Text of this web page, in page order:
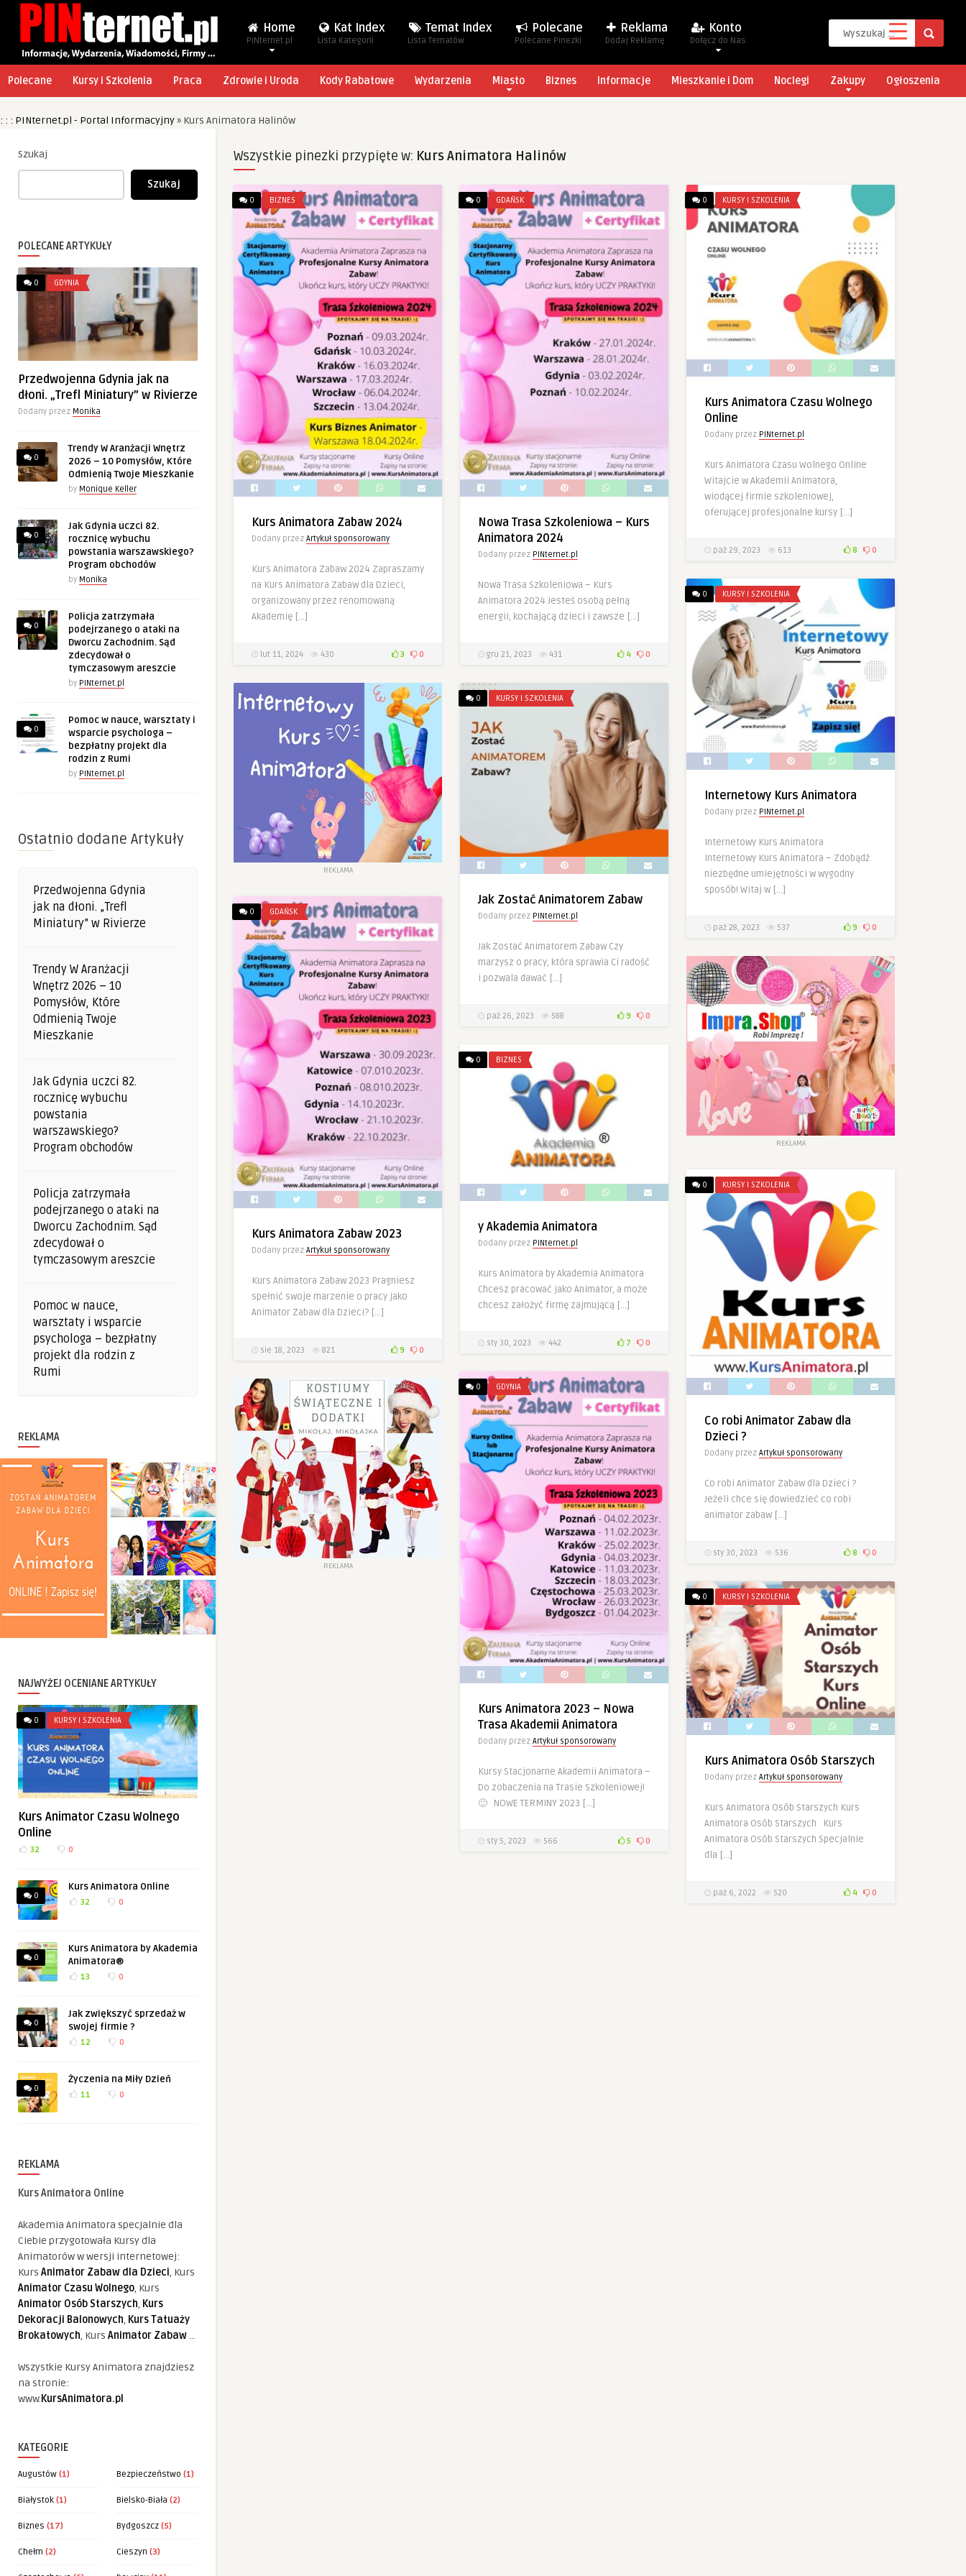
Home
PINternet.pl
Kat Index
Lista Kategorii
Temat Index
Lista Tematów
Polecane
Polecane Pinezki
Reklama
Dodaj Reklamę
Konto
Dołącz do Nas
Polecane Kursy i Szkolenia Praca Zdrowie i Uroda Kody Rabatowe Wydarzenia Miasto Biznes Informacje Mieszkanie i Dom Noclegi Zakupy Ogłoszenia
: : : PINternet.pl - Portal Informacyjny» Kurs Animatora Halinów
Szukaj
Szukaj
POLECANE ARTYKUŁY
0 GDYNIA
Przedwojenna Gdynia jak na
dłoni. „Trefl Miniatury” w Rivierze
Dodany przez Monika
0
Trendy W Aranżacji Wnętrz
2026 – 10 Pomysłów, Które
Odmienią Twoje Mieszkanie
by Monique Keller
0
Jak Gdynia uczci 82.
rocznicę wybuchu
powstania warszawskiego?
Program obchodów
by Monika
0
Policja zatrzymała
podejrzanego o ataki na
Dworcu Zachodnim. Sąd
zdecydował o
tymczasowym areszcie
by PINternet.pl
0
Pomoc w nauce, warsztaty i
wsparcie psychologa –
bezpłatny projekt dla
rodzin z Rumi
by PINternet.pl
Ostatnio dodane Artykuły
Przedwojenna Gdynia
jak na dłoni. „Trefl
Miniatury” w Rivierze
Trendy W Aranżacji
Wnętrz 2026 – 10
Pomysłów, Które
Odmienią Twoje
Mieszkanie
Jak Gdynia uczci 82.
rocznicę wybuchu
powstania
warszawskiego?
Program obchodów
Policja zatrzymała
podejrzanego o ataki na
Dworcu Zachodnim. Sąd
zdecydował o
tymczasowym areszcie
Pomoc w nauce,
warsztaty i wsparcie
psychologa – bezpłatny
projekt dla rodzin z
Rumi
REKLAMA
NAJWYŻEJ OCENIANE ARTYKUŁY
0 KURSY I SZKOLENIA
Kurs Animator Czasu Wolnego
Online
32 0
0
Kurs Animatora Online
32 0
0
Kurs Animatora by Akademia
Animatora®
13 0
0
Jak zwiększyć sprzedaż w
swojej firmie ?
12 0
0
Życzenia na Miły Dzień
11 0
REKLAMA
Kurs Animatora Online
Akademia Animatora specjalnie dla
Ciebie przygotowała Kursy dla
Animatorów w wersji internetowej:
Kurs Animator Zabaw dla Dzieci, Kurs
Animator Czasu Wolnego, Kurs
Animator Osób Starszych, Kurs
Dekoracji Balonowych, Kurs Tatuaży
Brokatowych, Kurs Animator Zabaw...
Wszystkie Kursy Animatora znajdziesz
na stronie:
www.KursAnimatora.pl
KATEGORIE
Augustów (1) Bezpieczeństwo (1)
Białystok (1) Bielsko-Biała (2)
Biznes (17) Bydgoszcz (5)
Chełm (2) Cieszyn (3)
Wszystkie pinezki przypięte w: Kurs Animatora Halinów
0 BIZNES
Kurs Animatora Zabaw 2024
Dodany przez Artykuł sponsorowany
Kurs Animatora Zabaw 2024 Zapraszamy
na Kurs Animatora Zabaw dla Dzieci,
organizowany przez renomowaną
Akademię […]
lut 11, 2024 430 3 0
0 GDAŃSK
Nowa Trasa Szkoleniowa – Kurs
Animatora 2024
Dodany przez PINternet.pl
Nowa Trasa Szkoleniowa – Kurs
Animatora 2024 Jesteś osobą pełną
energii, kochającą dzieci i zawsze […]
gru 21, 2023 431 4 0
0 KURSY I SZKOLENIA
Kurs Animatora Czasu Wolnego
Online
Dodany przez PINternet.pl
Kurs Animatora Czasu Wolnego Online
Witajcie w Akademii Animatora,
wiodącej firmie szkoleniowej,
oferującej profesjonalne kursy […]
paź 29, 2023 613 8 0
0 KURSY I SZKOLENIA
Internetowy Kurs Animatora
Dodany przez PINternet.pl
Internetowy Kurs Animatora
Internetowy Kurs Animatora – Zdobądź
niezbędne umiejętności w wygodny
sposób! Witaj w […]
paź 28, 2023 537 9 0
REKLAMA
0 KURSY I SZKOLENIA
Jak Zostać Animatorem Zabaw
Dodany przez PINternet.pl
Jak Zostać Animatorem Zabaw Czy
marzysz o pracy, która sprawia Ci radość
i pozwala dawać […]
paź 26, 2023 588 9 0
0 GDAŃSK
Kurs Animatora Zabaw 2023
Dodany przez Artykuł sponsorowany
Kurs Animatora Zabaw 2023 Pragniesz
spełnić swoje marzenie o pracy jako
Animator Zabaw dla Dzieci? […]
sie 18, 2023 821 9 0
REKLAMA
0 BIZNES
y Akademia Animatora
Dodany przez PINternet.pl
Kurs Animatora by Akademia Animatora
Chcesz pracować jako Animator, a może
chcesz założyć firmę zajmującą […]
sty 30, 2023 442 7 0
0 KURSY I SZKOLENIA
Co robi Animator Zabaw dla
Dzieci ?
Dodany przez Artykuł sponsorowany
Co robi Animator Zabaw dla Dzieci ?
Jeżeli chce się dowiedzieć co robi
animator zabaw […]
sty 30, 2023 536 8 0
0 GDYNIA
Kurs Animatora 2023 – Nowa
Trasa Akademii Animatora
Dodany przez Artykuł sponsorowany
Kursy Stacjonarne Akademii Animatora –
Do zobaczenia na Trasie Szkoleniowej!
🙂 NOWE TERMINY 2023 […]
sty 5, 2023 566 5 0
REKLAMA
0 KURSY I SZKOLENIA
Kurs Animatora Osób Starszych
Dodany przez Artykuł sponsorowany
Kurs Animatora Osób Starszych Kurs
Animatora Osób Starszych Kurs
Animatora Osób Starszych Specjalnie
dla […]
paź 6, 2022 520 4 0